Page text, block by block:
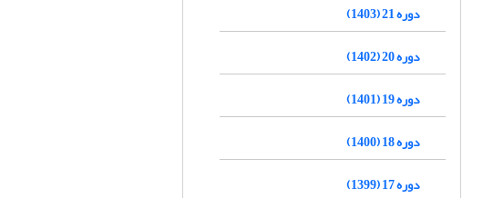
دوره 21 (1403)
دوره 20 (1402)
دوره 19 (1401)
دوره 18 (1400)
دوره 17 (1399)